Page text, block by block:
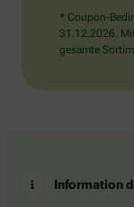
* Coupon-
31.12.2026.
gesamte
Information